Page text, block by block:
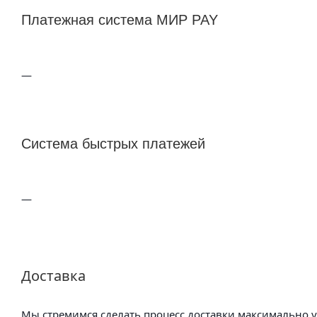
Платежная система МИР PAY
Система быстрых платежей
Доставка
Мы стремимся сделать процесс доставки